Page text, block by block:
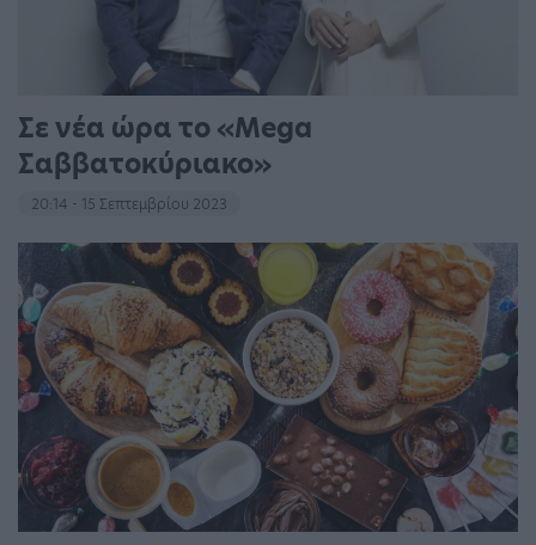
Σε νέα ώρα το «Mega
Σαββατοκύριακο»
20:14 - 15 Σεπτεμβρίου 2023